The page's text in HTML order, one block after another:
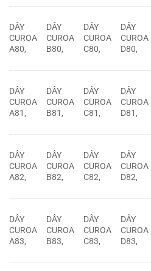
DÂY
CUROA
A80,
DÂY
CUROA
B80,
DÂY
CUROA
C80,
DÂY
CUROA
D80,
DÂY
CUROA
A81,
DÂY
CUROA
B81,
DÂY
CUROA
C81,
DÂY
CUROA
D81,
DÂY
CUROA
A82,
DÂY
CUROA
B82,
DÂY
CUROA
C82,
DÂY
CUROA
D82,
DÂY
CUROA
A83,
DÂY
CUROA
B83,
DÂY
CUROA
C83,
DÂY
CUROA
D83,